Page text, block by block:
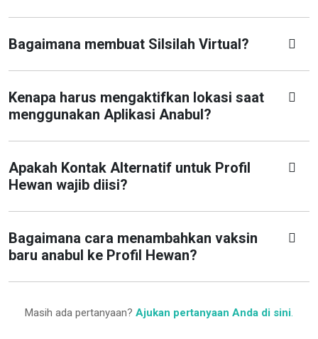
Bagaimana membuat Silsilah Virtual?
Kenapa harus mengaktifkan lokasi saat
menggunakan Aplikasi Anabul?
Apakah Kontak Alternatif untuk Profil
Hewan wajib diisi?
Bagaimana cara menambahkan vaksin
baru anabul ke Profil Hewan?
Masih ada pertanyaan? Ajukan pertanyaan Anda di sini.